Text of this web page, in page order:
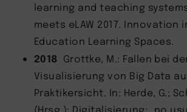
learning and teaching
meets eLAW 2017. Innovation
Education Learning Spaces.
2018 Grottke, M.: Fallen bei
Visualisierung von Big Data
Praktikersicht. In: Herde, G.;
(Hrsg.): Digitalisierung: „no